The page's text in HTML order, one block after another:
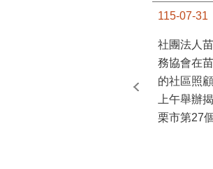
115-07-31
社團法人
務協會在
的社區照
上午舉辦
栗市第27